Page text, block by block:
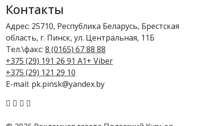
Контакты
Адрес: 25710, Республика Беларусь, Брестская
область, г. Пинск, ул. Центральная, 11Б
Тел.\факс: 8 (0165) 67 88 88
+375 (29) 191 26 91 A1+ Viber
+375 (29) 121 29 10
E-mail: pk.pinsk@yandex.by